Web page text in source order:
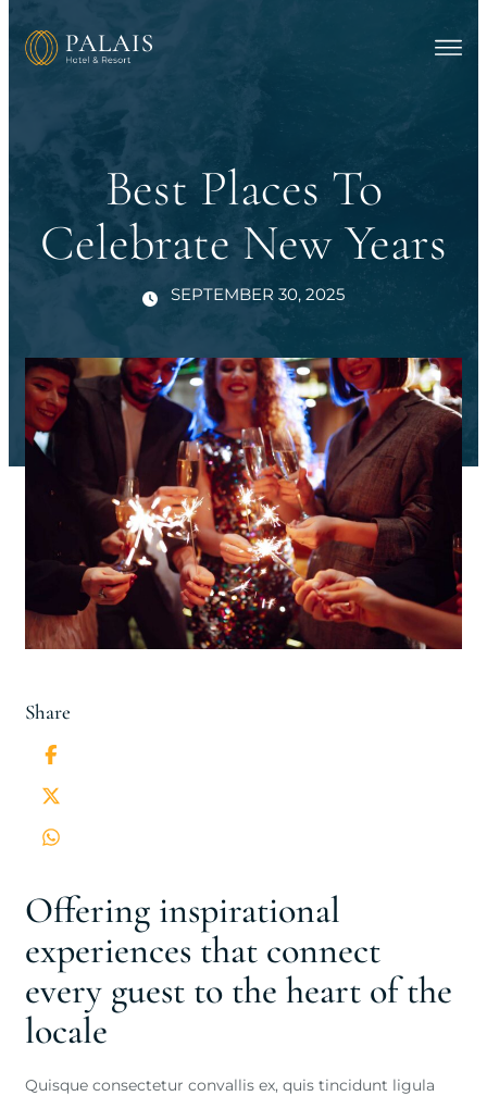
Best Places To
Celebrate New Years
SEPTEMBER 30, 2025
Share
Offering inspirational
experiences that connect
every guest to the heart of the
locale
Quisque consectetur convallis ex, quis tincidunt ligula